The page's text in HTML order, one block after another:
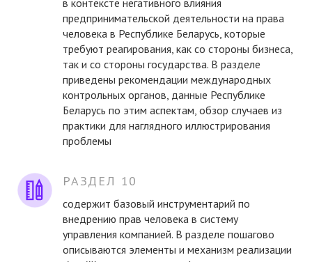
предпринимательской деятельности на права
человека в Республике Беларусь, которые
требуют реагирования, как со стороны бизнеса,
так и со стороны государства. В разделе
приведены рекомендации международных
контрольных органов, данные Республике
Беларусь по этим аспектам, обзор случаев из
практики для наглядного иллюстрирования
проблемы
РАЗДЕЛ 10
содержит базовый инструментарий по
внедрению прав человека в систему
управления компанией. В разделе пошагово
описываются элементы и механизм реализации